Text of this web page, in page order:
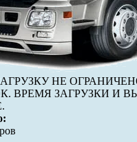
НЕ
ВРЕМЯ ЗАГРУЗКИ И